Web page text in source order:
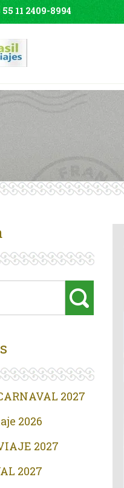
55 11 2409-8994
2027
2026
2027
2027